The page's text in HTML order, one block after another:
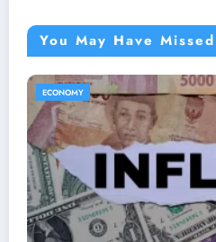
You May Have Missed
ECONOMY